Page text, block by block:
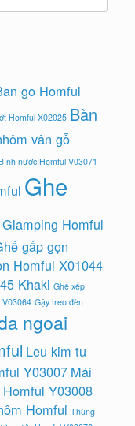
go Homful
Homful X02025 Bàn
vân gỗ
nước Homful V03071
Ghe
Homful
gấp gọn
Homful X01044
Khaki Ghế xếp
V03064 Gậy treo đèn
ngoai
Leu kim tu
Y03007 Mái
Y03008
Homful Thùng